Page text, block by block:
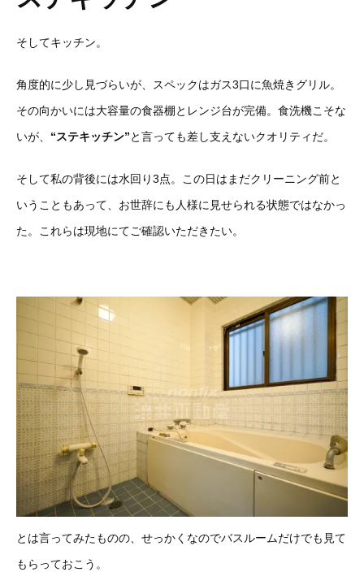
そしてキッチン。
角度的に少し見づらいが、スペックはガス3口に魚焼きグリル。
その向かいには大容量の食器棚とレンジ台が完備。食洗機こそな
いが、 “ステキッチン”と言っても差し支えないクオリティだ。
そして私の背後には水回り3点。この日はまだクリーニング前と
いうこともあって、お世辞にも人様に見せられる状態ではなかっ
た。これらは現地にてご確認いただきたい。
とは言ってみたものの、せっかくなのでバスルームだけでも見て
もらっておこう。